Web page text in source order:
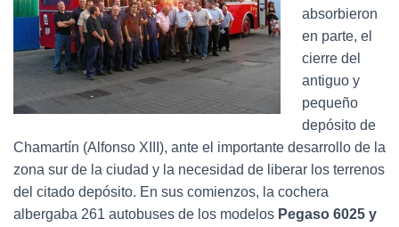
absorbieron
en parte, el
cierre del
antiguo y
pequeño
depósito de
Chamartín (Alfonso XIII), ante el importante desarrollo de la
zona sur de la ciudad y la necesidad de liberar los terrenos
del citado depósito. En sus comienzos, la cochera
albergaba 261 autobuses de los modelos Pegaso 6025 y